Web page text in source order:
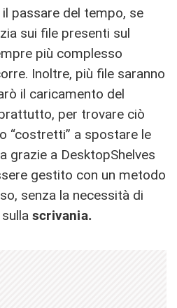
passare del tempo, se
sui file presenti sul
più complesso
Inoltre, più file saranno
il caricamento del
per trovare ciò
“costretti” a spostare le
grazie a DesktopShelves
gestito con un metodo
senza la necessità di
scrivania.